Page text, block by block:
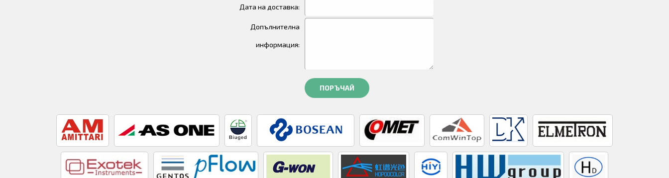
Дата на доставка:
Допълнителна
информация:
ПОРЪЧАЙ